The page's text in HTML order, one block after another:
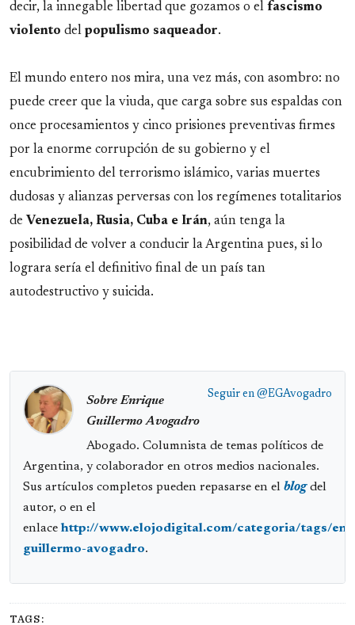
decir, la innegable libertad que gozamos o el fascismo
violento del populismo saqueador.
El mundo entero nos mira, una vez más, con asombro: no
puede creer que la viuda, que carga sobre sus espaldas con
once procesamientos y cinco prisiones preventivas firmes
por la enorme corrupción de su gobierno y el
encubrimiento del terrorismo islámico, varias muertes
dudosas y alianzas perversas con los regímenes totalitarios
de Venezuela, Rusia, Cuba e Irán, aún tenga la
posibilidad de volver a conducir la Argentina pues, si lo
lograra sería el definitivo final de un país tan
autodestructivo y suicida.
Seguir en @EGAvogadro
Sobre Enrique
Guillermo Avogadro
Abogado. Columnista de temas políticos de
Argentina, y colaborador en otros medios nacionales.
Sus artículos completos pueden repasarse en el blogdel
autor, o en el
enlace http://www.elojodigital.com/categoria/tags/
guillermo-avogadro.
TAGS: